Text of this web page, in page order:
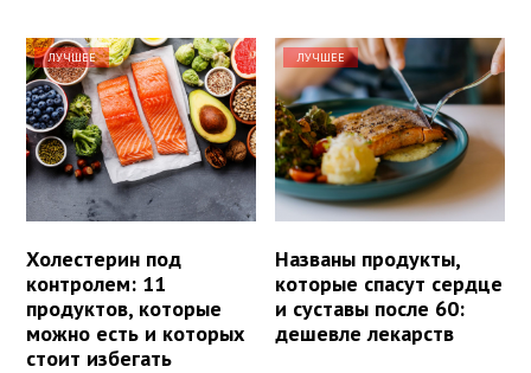
ЛУЧШЕЕ
Холестерин под
контролем: 11
продуктов, которые
можно есть и которых
стоит избегать
ЛУЧШЕЕ
Названы продукты,
которые спасут сердце
и суставы после 60:
дешевле лекарств